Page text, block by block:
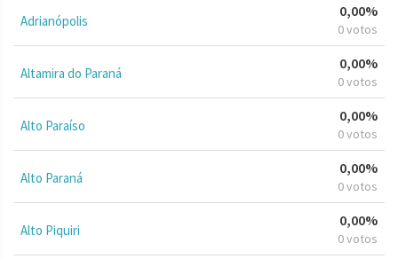
Adrianópolis
0,00%
0 votos
Altamira do Paraná
0,00%
0 votos
Alto Paraíso
0,00%
0 votos
Alto Paraná
0,00%
0 votos
Alto Piquiri
0,00%
0 votos